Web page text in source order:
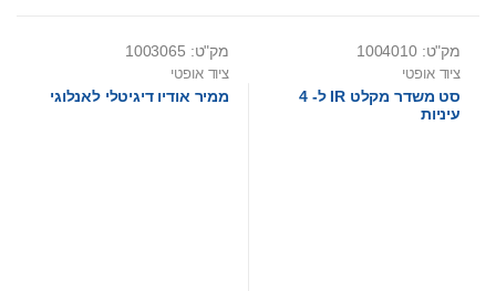
מק"ט: 1004010
ציוד אופטי
סט משדר מקלט IR ל- 4
עיניות
מק"ט: 1003065
ציוד אופטי
ממיר אודיו דיגיטלי לאנלוגי